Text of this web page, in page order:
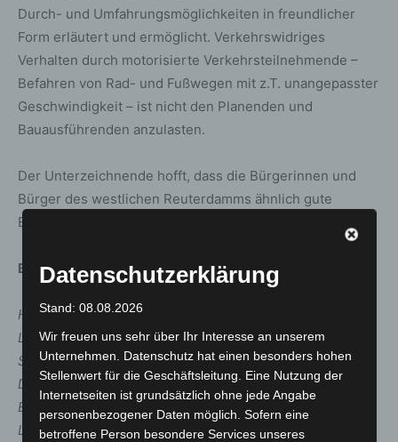
Durch- und Umfahrungsmöglichkeiten in freundlicher
Form erläutert und ermöglicht. Verkehrswidriges
Verhalten durch motorisierte Verkehrsteilnehmende –
Befahren von Rad- und Fußwegen mit z.T. unangepasster
Geschwindigkeit – ist nicht den Planenden und
Bauausführenden anzulasten.
Der Unterzeichnende hofft, dass die Bürgerinnen und
Bürger des westlichen Reuterdamms ähnlich gute
Erfahrungen machen werden.
Bernhard Döhner, Langenhagen
Hinweis:
Leserbriefe stellen nicht die Meinung der Redaktion dar.
Sie müssen namentlich gekennzeichnet sein.
Die Redaktion behält sich vor, Leserbriefe zu kürzen.
Ein Recht auf die Veröffentlichung zugesandter
Lesermeinungen beseht grundsätzlich nicht.
Datenschutzerklärung
Stand: 08.08.2026
Wir freuen uns sehr über Ihr Interesse an unserem
Unternehmen. Datenschutz hat einen besonders hohen
Stellenwert für die Geschäftsleitung. Eine Nutzung der
Internetseiten ist grundsätzlich ohne jede Angabe
personenbezogener Daten möglich. Sofern eine
betroffene Person besondere Services unseres